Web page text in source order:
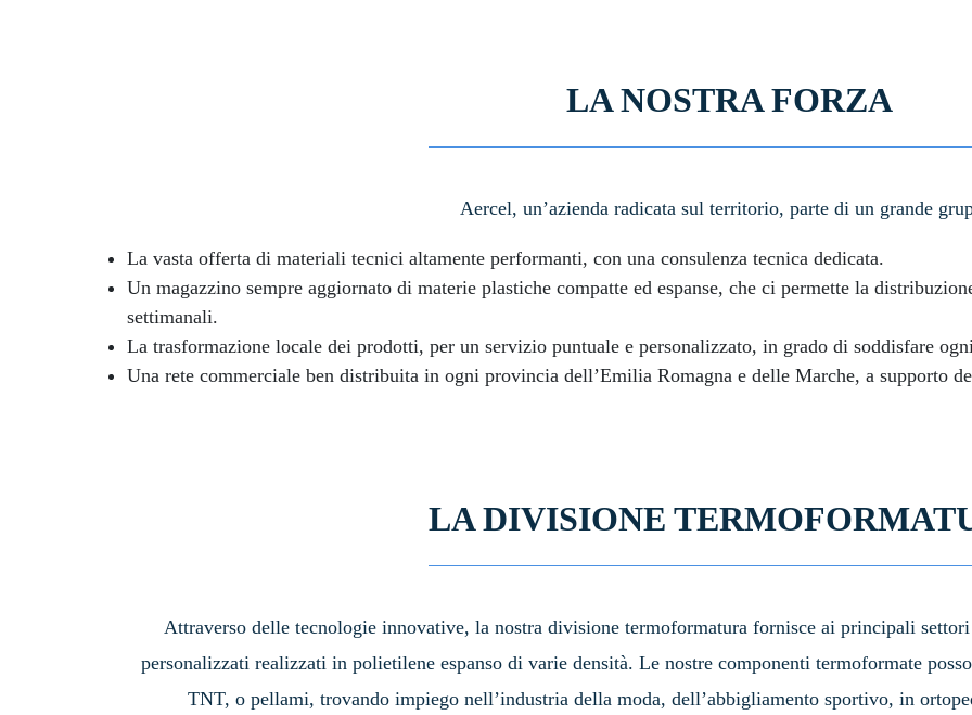
LA NOSTRA FORZA
Aercel, un’azienda radicata sul territorio, parte di un grande
La vasta offerta di materiali tecnici altamente performanti, con una consulenza tecnica dedicata.
Un magazzino sempre aggiornato di materie plastiche compatte ed espanse, che ci permette la
settimanali.
La trasformazione locale dei prodotti, per un servizio puntuale e personalizzato, in grado di soddisfare
Una rete commerciale ben distribuita in ogni provincia dell’Emilia Romagna e delle Marche, a supporto
LA DIVISIONE
Attraverso delle tecnologie innovative, la nostra divisione termoformatura fornisce ai principali
personalizzati realizzati in polietilene espanso di varie densità. Le nostre componenti termoformate
TNT, o pellami, trovando impiego nell’industria della moda, dell’abbigliamento sportivo, in